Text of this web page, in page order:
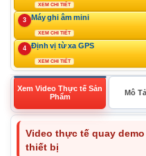
XEM CHI TIẾT
3 Máy ghi âm mini
XEM CHI TIẾT
4 Định vị từ xa GPS
XEM CHI TIẾT
Xem Video Thực tế Sản
Phẩm
Mô
Video thực tế quay
thiết bị